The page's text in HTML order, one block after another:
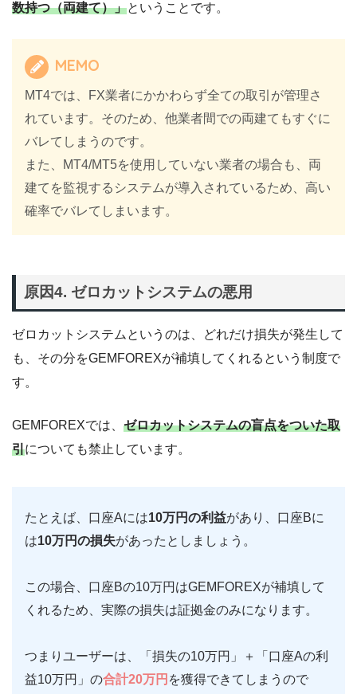
数持つ（両建て）」ということです。
MEMO
MT4では、FX業者にかかわらず全ての取引が管理さ
れています。そのため、他業者間での両建てもすぐに
バレてしまうのです。
また、MT4/MT5を使用していない業者の場合も、両
建てを監視するシステムが導入されているため、高い
確率でバレてしまいます。
原因4. ゼロカットシステムの悪用
ゼロカットシステムというのは、どれだけ損失が発生して
も、その分をGEMFOREXが補填してくれるという制度で
す。
GEMFOREXでは、 ゼロカットシステムの盲点をついた取
引についても禁止しています。
たとえば、口座Aには10万円の利益があり、口座Bに
は10万円の損失があったとしましょう。
この場合、口座Bの10万円はGEMFOREXが補填して
くれるため、実際の損失は証拠金のみになります。
つまりユーザーは、「損失の10万円」＋「口座Aの利
益10万円」の合計20万円 を獲得できてしまうので